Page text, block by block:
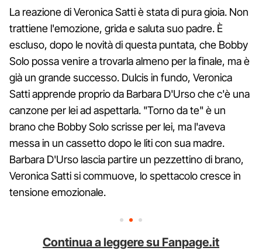
La reazione di Veronica Satti è stata di pura gioia. Non
trattiene l'emozione, grida e saluta suo padre. È
escluso, dopo le novità di questa puntata, che Bobby
Solo possa venire a trovarla almeno per la finale, ma è
già un grande successo. Dulcis in fundo, Veronica
Satti apprende proprio da Barbara D'Urso che c'è una
canzone per lei ad aspettarla. "Torno da te" è un
brano che Bobby Solo scrisse per lei, ma l'aveva
messa in un cassetto dopo le liti con sua madre.
Barbara D'Urso lascia partire un pezzettino di brano,
Veronica Satti si commuove, lo spettacolo cresce in
tensione emozionale.
Continua a leggere su Fanpage.it